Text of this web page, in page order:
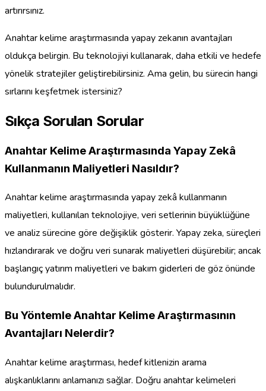
artırırsınız.
Anahtar kelime araştırmasında yapay zekanın avantajları
oldukça belirgin. Bu teknolojiyi kullanarak, daha etkili ve hedefe
yönelik stratejiler geliştirebilirsiniz. Ama gelin, bu sürecin hangi
sırlarını keşfetmek istersiniz?
Sıkça Sorulan Sorular
Anahtar Kelime Araştırmasında Yapay Zekâ
Kullanmanın Maliyetleri Nasıldır?
Anahtar kelime araştırmasında yapay zekâ kullanmanın
maliyetleri, kullanılan teknolojiye, veri setlerinin büyüklüğüne
ve analiz sürecine göre değişiklik gösterir. Yapay zeka, süreçleri
hızlandırarak ve doğru veri sunarak maliyetleri düşürebilir; ancak
başlangıç yatırım maliyetleri ve bakım giderleri de göz önünde
bulundurulmalıdır.
Bu Yöntemle Anahtar Kelime Araştırmasının
Avantajları Nelerdir?
Anahtar kelime araştırması, hedef kitlenizin arama
alışkanlıklarını anlamanızı sağlar. Doğru anahtar kelimeleri